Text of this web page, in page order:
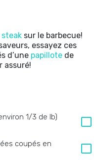
steak sur le barbecue!
essayez ces
d’une papillote de
assuré!
1/3 de lb)
coupés en